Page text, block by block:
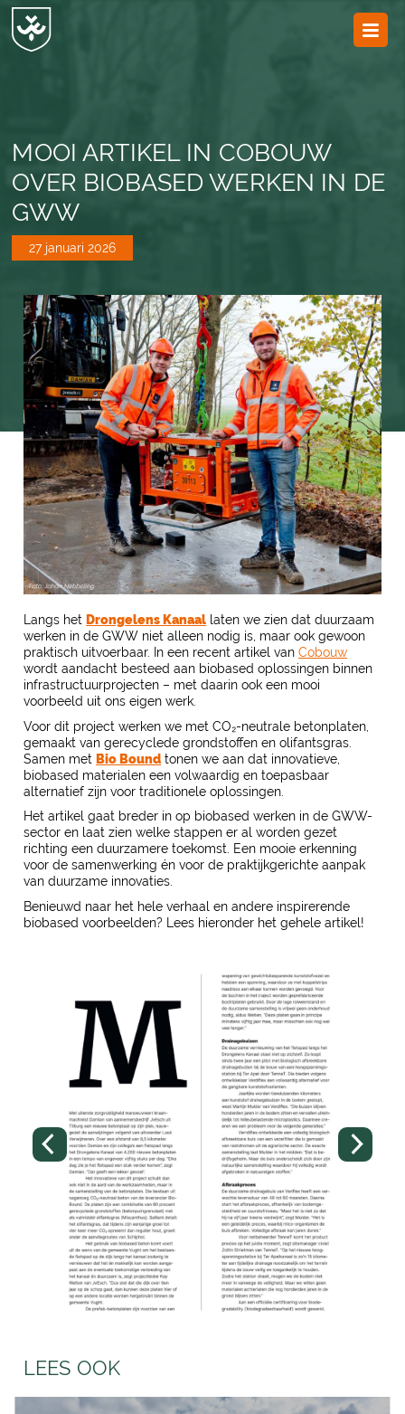
MOOI ARTIKEL IN COBOUW
OVER BIOBASED WERKEN IN DE
GWW
27 januari 2026
Langs het Drongelens Kanaal laten we zien dat duurzaam
werken in de GWW niet alleen nodig is, maar ook gewoon
praktisch uitvoerbaar. In een recent artikel vanCobouw
wordt aandacht besteed aan biobased oplossingen binnen
infrastructuurprojecten – met daarin ook een mooi
voorbeeld uit ons eigen werk.
Voor dit project werken we met CO₂-neutrale betonplaten,
gemaakt van gerecyclede grondstoffen en olifantsgras.
Samen met Bio Bound tonen we aan dat innovatieve,
biobased materialen een volwaardig en toepasbaar
alternatief zijn voor traditionele oplossingen.
Het artikel gaat breder in op biobased werken in de GWW-
sector en laat zien welke stappen er al worden gezet
richting een duurzamere toekomst. Een mooie erkenning
voor de samenwerking én voor de praktijkgerichte aanpak
van duurzame innovaties.
Benieuwd naar het hele verhaal en andere inspirerende
biobased voorbeelden? Lees hieronder het gehele artikel!
LEES OOK